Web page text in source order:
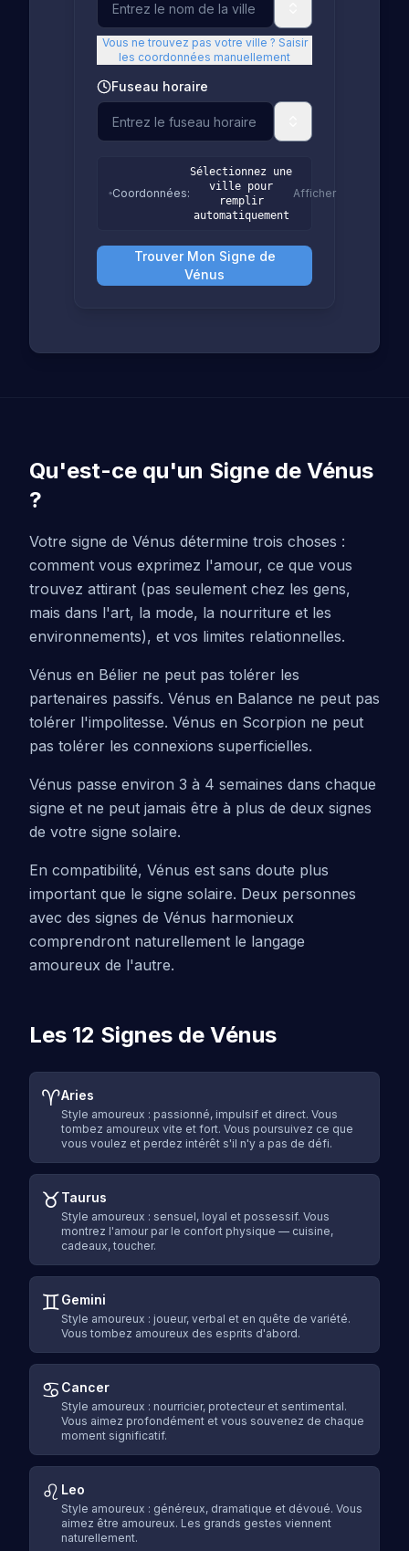
Vous ne trouvez pas votre ville ? Saisir
les coordonnées manuellement
Fuseau horaire
Coordonnées:
Sélectionnez une
ville pour
remplir
automatiquement
Afficher
Trouver Mon Signe de
Vénus
Qu'est-ce qu'un Signe de Vénus
?
Votre signe de Vénus détermine trois choses :
comment vous exprimez l'amour, ce que vous
trouvez attirant (pas seulement chez les gens,
mais dans l'art, la mode, la nourriture et les
environnements), et vos limites relationnelles.
Vénus en Bélier ne peut pas tolérer les
partenaires passifs. Vénus en Balance ne peut pas
tolérer l'impolitesse. Vénus en Scorpion ne peut
pas tolérer les connexions superficielles.
Vénus passe environ 3 à 4 semaines dans chaque
signe et ne peut jamais être à plus de deux signes
de votre signe solaire.
En compatibilité, Vénus est sans doute plus
important que le signe solaire. Deux personnes
avec des signes de Vénus harmonieux
comprendront naturellement le langage
amoureux de l'autre.
Les 12 Signes de Vénus
♈Aries
Style amoureux : passionné, impulsif et direct. Vous
tombez amoureux vite et fort. Vous poursuivez ce que
vous voulez et perdez intérêt s'il n'y a pas de défi.
♉Taurus
Style amoureux : sensuel, loyal et possessif. Vous
montrez l'amour par le confort physique — cuisine,
cadeaux, toucher.
♊Gemini
Style amoureux : joueur, verbal et en quête de variété.
Vous tombez amoureux des esprits d'abord.
♋ Cancer
Style amoureux : nourricier, protecteur et sentimental.
Vous aimez profondément et vous souvenez de chaque
moment significatif.
♌ Leo
Style amoureux : généreux, dramatique et dévoué. Vous
aimez être amoureux. Les grands gestes viennent
naturellement.